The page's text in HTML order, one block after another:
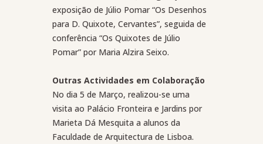
exposição de Júlio Pomar “Os Desenhos
para D. Quixote, Cervantes”, seguida de
conferência “Os Quixotes de Júlio
Pomar” por Maria Alzira Seixo.
Outras Actividades em Colaboração
No dia 5 de Março, realizou-se uma
visita ao Palácio Fronteira e Jardins por
Marieta Dá Mesquita a alunos da
Faculdade de Arquitectura de Lisboa.